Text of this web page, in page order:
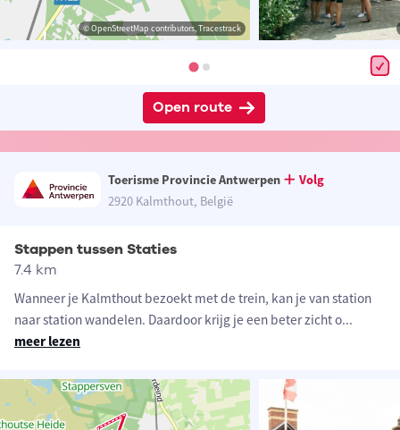
© OpenStreetMap contributors, Tracestrack
Open route
Toerisme Provincie Antwerpen
Volg
2920 Kalmthout, België
Stappen tussen Staties
7.4 km
Wanneer je Kalmthout bezoekt met de trein, kan je van station
naar station wandelen. Daardoor krijg je een beter zicht o...
meer lezen